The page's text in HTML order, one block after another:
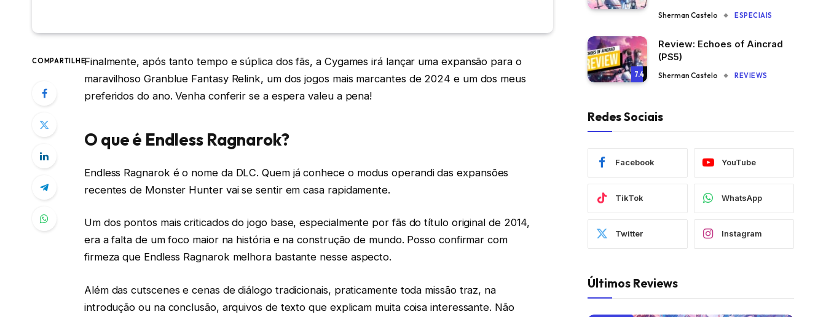
COMPARTILHEFinalmente, após tanto tempo e súplica dos fãs, a Cygames irá lançar uma expansão para o
maravilhoso Granblue Fantasy Relink, um dos jogos mais marcantes de 2024 e um dos meus
preferidos do ano. Venha conferir se a espera valeu a pena!
O que é Endless Ragnarok?
Endless Ragnarok é o nome da DLC. Quem já conhece o modus operandi das expansões
recentes de Monster Hunter vai se sentir em casa rapidamente.
Um dos pontos mais criticados do jogo base, especialmente por fãs do título original de 2014,
era a falta de um foco maior na história e na construção de mundo. Posso confirmar com
firmeza que Endless Ragnarok melhora bastante nesse aspecto.
Além das cutscenes e cenas de diálogo tradicionais, praticamente toda missão traz, na
introdução ou na conclusão, arquivos de texto que explicam muita coisa interessante. Não
Sherman Castelo ESPECIAIS
7.4
Review: Echoes of Aincrad
(PS5)
Sherman Castelo REVIEWS
Redes Sociais
Facebook YouTube
TikTok WhatsApp
Twitter Instagram
Últimos Reviews